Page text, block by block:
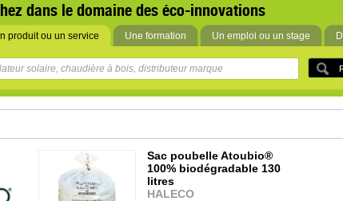
dans le domaine des éco-innovations
produit ou un service Une formation Un emploi ou un stage
Sac poubelle Atoubio®
100% biodégradable 130
litres
HALECO